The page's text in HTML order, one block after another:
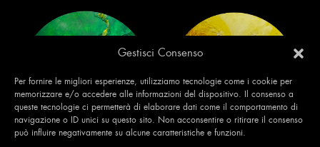
Gestisci Consenso
Per fornire le migliori esperienze, utilizziamo tecnologie come i cookie per
memorizzare e/o accedere alle informazioni del dispositivo. Il consenso a
queste tecnologie ci permetterà di elaborare dati come il comportamento di
navigazione o ID unici su questo sito. Non acconsentire o ritirare il consenso
può influire negativamente su alcune caratteristiche e funzioni.